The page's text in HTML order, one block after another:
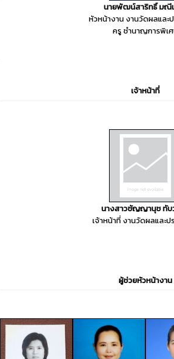
นายพัฒน์สาริทธิ์ มณี
หัวหน้างาน งานวัดผลและ
ครู ชำนาญการพิเ
เจ้าหน้าที่
นางสาวชัญญานุช ทับ
เจ้าหน้าที่ งานวัดผลและป
ผู้ช่วยหัวหน้างาน